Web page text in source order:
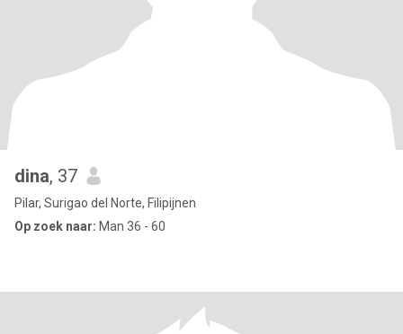
dina, 37
Pilar, Surigao del Norte, Filipijnen
Op zoek naar: Man 36 - 60